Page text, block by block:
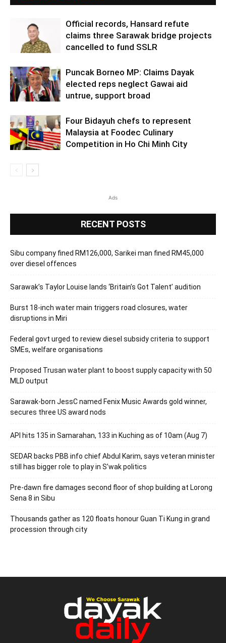
Official records, Hansard refute
claims three Sarawak bridge projects
cancelled to fund SSLR
Puncak Borneo MP: Claims Dayak
elected reps neglect Gawai aid
untrue, support broad
Four Bidayuh chefs to represent
Malaysia at Foodec Culinary
Competition in Ho Chi Minh City
Ads
RECENT POSTS
Sibu company fined RM126,000, Sarikei man fined RM45,000
over diesel offences
Sarawak’s Taylor Louise lands ‘Britain’s Got Talent’ audition
Burst 18-inch water main triggers road closures, water
disruptions in Miri
Federal govt urged to review diesel subsidy criteria to support
SMEs, welfare organisations
Proposed Trusan water plant to boost supply capacity with 50
MLD output
Sarawak-born JessC named Fenix Music Awards gold winner,
secures three US award nods
API hits 135 in Samarahan, 133 in Kuching as of 10am (Aug 7)
SEDAR backs PBB info chief Abdul Karim, says veteran minister
still has bigger role to play in S’wak politics
Pre-dawn fire damages second floor of shop building at Lorong
Sena 8 in Sibu
Thousands gather as 120 floats honour Guan Ti Kung in grand
procession through city